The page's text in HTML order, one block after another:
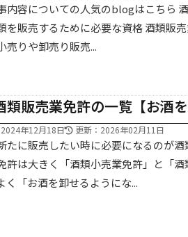
容についての人気のblogはこちら
を販売するために必要な資格 酒類販
売りや卸売り販売...
類販売業免許の一覧【お酒を
年12月18日 更新：2026年02月11日
たに販売したい時に必要になるのが
許は大きく「酒類小売業免許」と「
く「お酒を卸せるようにな...
お問合
当事務所の専門スタッフが丁寧
Chatworkから相談